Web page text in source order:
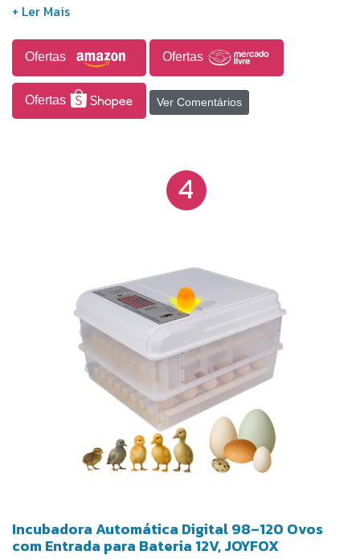
bandeja ajustável acomoda ovos de diferentes
cada 2 horas, simulando o ambiente natural e
favorecendo a taxa de eclosão. O controle digital
com termostato LED mantém a temperatura estável,
e o abastecimento automático de água garante
dupla (220V e 12V) assegura funcionamento
mesmo em casos de queda de energia. O
Ofertas Ofertas
Ofertas Ver Comentários
4
Incubadora Automática Digital 98–120 Ovos
com Entrada para Bateria 12V, JOYFOX